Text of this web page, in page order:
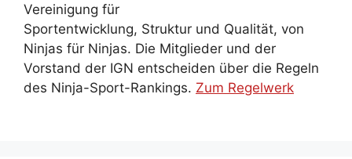
Vereinigung für
Sportentwicklung, Struktur und Qualität, von
Ninjas für Ninjas. Die Mitglieder und der
Vorstand der IGN entscheiden über die Regeln
des Ninja-Sport-Rankings. Zum Regelwerk